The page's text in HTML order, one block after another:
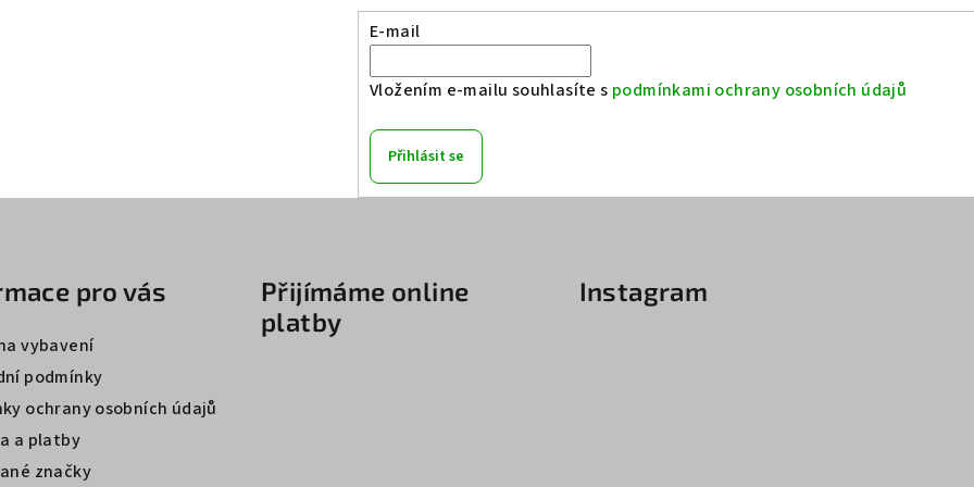
E-mail
Vložením e-mailu souhlasíte s podmínkami ochrany osobních údajů
Přihlásit se
pro vás
vybavení
podmínky
ochrany osobních údajů
a platby
značky
Přijímáme online
platby
Instagram